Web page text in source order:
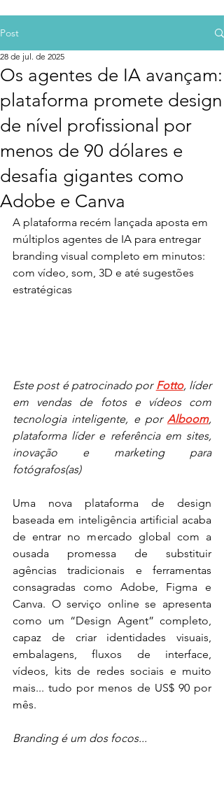
Post
Os agentes de IA avançam:
plataforma promete design
de nível profissional por
menos de 90 dólares e
desafia gigantes como
Adobe e Canva
28 de jul. de 2025
A plataforma recém lançada aposta em
múltiplos agentes de IA para entregar
branding visual completo em minutos:
com vídeo, som, 3D e até sugestões
estratégicas
Este post é patrocinado por Fotto, líder
em vendas de fotos e vídeos com
tecnologia inteligente, e por Alboom,
plataforma líder e referência em sites,
inovação e marketing para
fotógrafos(as)
Uma nova plataforma de design
baseada em inteligência artificial acaba
de entrar no mercado global com a
ousada promessa de substituir
agências tradicionais e ferramentas
consagradas como Adobe, Figma e
Canva. O serviço online se apresenta
como um “Design Agent” completo,
capaz de criar identidades visuais,
embalagens, fluxos de interface,
vídeos, kits de redes sociais e muito
mais... tudo por menos de US$ 90 por
mês.
Branding é um dos focos...